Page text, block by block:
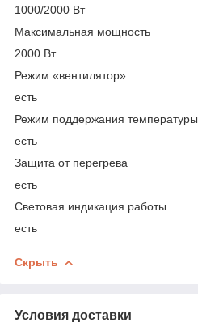
1000/2000 Вт
Максимальная мощность
2000 Вт
Режим «вентилятор»
есть
Режим поддержания температуры
есть
Защита от перегрева
есть
Световая индикация работы
есть
Скрыть
Условия доставки